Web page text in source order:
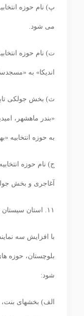
پ) نام حوزه
می ‏شود.
ت) نام حوزه
اندیکا» به
ث) بخش جولکی
«بندر ماهشهر،
به حوزه انتخابیه
ج) نام حوزه
آغاجری و بخش
۱۱. استان سیستان و بلوچستان
با افزایش سه
بلوچستان، حوزه‏
شود:
الف) بخش‏های بنت،